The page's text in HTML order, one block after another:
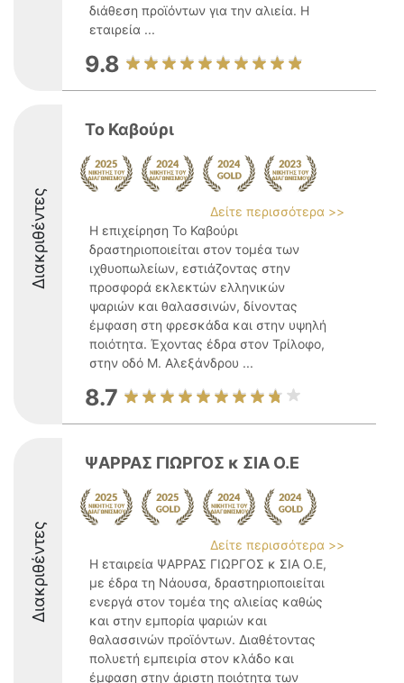
διάθεση προϊόντων για την αλιεία. Η
εταιρεία ...
9.8
Διακριθέντες
Το Καβούρι
Δείτε περισσότερα >>
Η επιχείρηση Το Καβούρι
δραστηριοποιείται στον τομέα των
ιχθυοπωλείων, εστιάζοντας στην
προσφορά εκλεκτών ελληνικών
ψαριών και θαλασσινών, δίνοντας
έμφαση στη φρεσκάδα και στην υψηλή
ποιότητα. Έχοντας έδρα στον Τρίλοφο,
στην οδό Μ. Αλεξάνδρου ...
8.7
Διακριθέντες
ΨΑΡΡΑΣ ΓΙΩΡΓΟΣ κ ΣΙΑ Ο.Ε
Δείτε περισσότερα >>
Η εταιρεία ΨΑΡΡΑΣ ΓΙΩΡΓΟΣ κ ΣΙΑ Ο.Ε,
με έδρα τη Νάουσα, δραστηριοποιείται
ενεργά στον τομέα της αλιείας καθώς
και στην εμπορία ψαριών και
θαλασσινών προϊόντων. Διαθέτοντας
πολυετή εμπειρία στον κλάδο και
έμφαση στην άριστη ποιότητα των